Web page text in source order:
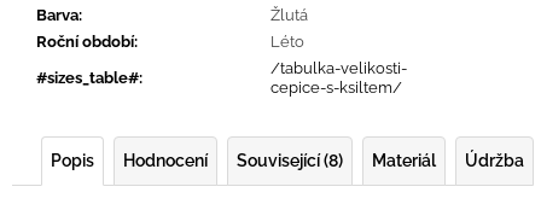
Barva:
Žlutá
Roční období:
Léto
#sizes_table#:
/tabulka-velikosti-
cepice-s-ksiltem/
Popis Hodnocení Související (8) Materiál Údržba